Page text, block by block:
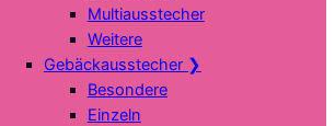
Multiausstecher
Weitere
Gebäckausstecher ❯
Besondere
Einzeln